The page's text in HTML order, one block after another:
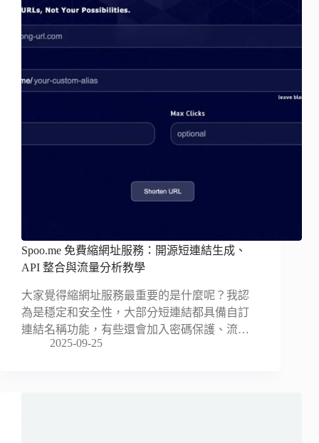
Spoo.me 免費縮網址服務：開源短連結生成、
API 整合與流量分析教學
大家覺得縮網址服務最重要的是什麼呢？我認
為是穩定和安全性，大部分短連結都具備自訂
連結名稱功能，有些還會加入密碼保護、流…
2025-09-25